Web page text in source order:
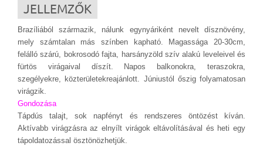
JELLEMZŐK
Brazíliából származik, nálunk egynyáriként nevelt dísznövény,
mely számtalan más színben kapható. Magassága 20-30cm,
felálló szárú, bokrosodófajta, harsányzöld szív alakú leveleivel és
fürtös virágaival díszít. Napos balkonokra, teraszokra,
szegélyekre, közterületekreajánlott. Júniustól őszig folyamatosan
virágzik.
Gondozása
Tápdús talajt, sok napfényt és rendszeres öntözést kíván.
Aktívabb virágzásra az elnyílt virágok eltávolításával és heti egy
tápoldatozással ösztönözhetjük.